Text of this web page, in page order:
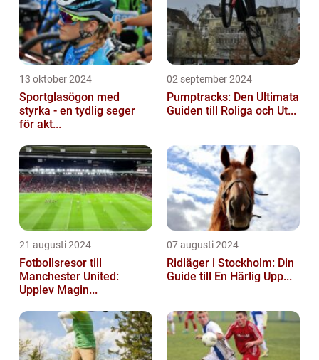
13 oktober 2024
Sportglasögon med
styrka - en tydlig seger
för akt...
02 september 2024
Pumptracks: Den Ultimata
Guiden till Roliga och Ut...
21 augusti 2024
Fotbollsresor till
Manchester United:
Upplev Magin...
07 augusti 2024
Ridläger i Stockholm: Din
Guide till En Härlig Upp...